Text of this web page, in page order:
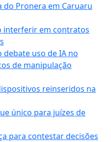
Pronera em Caruaru
interferir em contratos
debate uso de IA no
de manipulação
reinseridos na
único para juízes de
para contestar decisões